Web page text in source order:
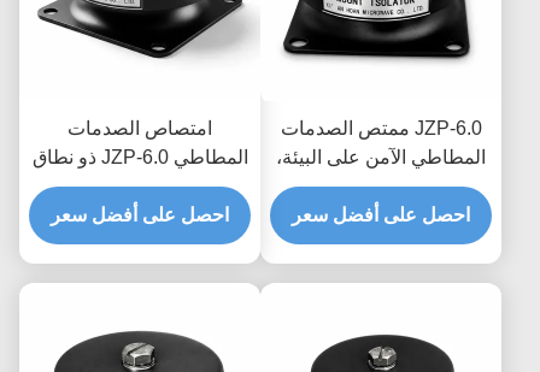
JZP-6.0 ممتص الصدمات
المطاطي الآمن على البيئة،
مخمد ذاتي التشحيم خالي
من الصرير للمعدات
الصناعية
احصل على أفضل سعر
امتصاص الصدمات
المطاطي JZP-6.0 ذو نطاق
درجة الحرارة الواسع لتصفية
الاهتزازات الدقيقة ومخمد
للمعدات الدقيقة
احصل على أفضل سعر